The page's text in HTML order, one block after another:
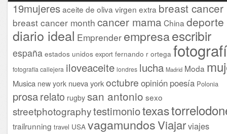
19mujeresaceite de oliva virgen extra breast cancer
breast cancer month cancer mama China deporte
diario ideal Emprender empresaescribir
españa estados unidos export fernando r ortega
fotografía callejera iloveaceite londres lucha Madrid Moda
Musica new york nueva yorkoctubre opinión poesía Polonia
prosarelato rugby san antonio sexo
streetphotographytestimoniotexas
trailrunning travel USA vagamundosViajarviajes